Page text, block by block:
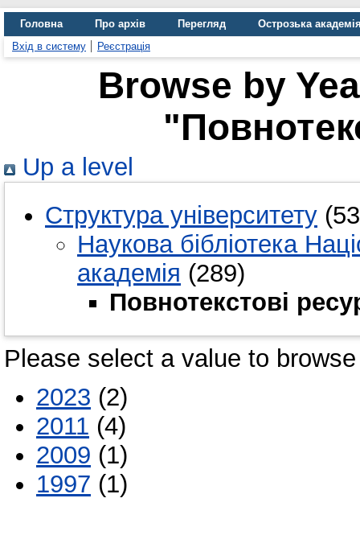
Головна Про архів Перегляд
Острозька
Вхід в систему
Реєстрація
Browse by
Up a level
Структура університету
Наукова бібліотека
академія (289)
Повнотекстові
Please select a value to
2023 (2)
2011 (4)
2009 (1)
1997 (1)